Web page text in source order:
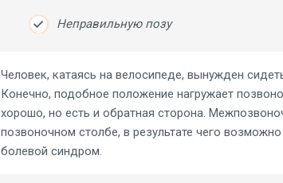
Неправильную позу
Человек, катаясь на велосипеде, вынужден
Конечно, подобное положение нагружает
хорошо, но есть и обратная сторона.
позвоночном столбе, в результате чего
болевой синдром.